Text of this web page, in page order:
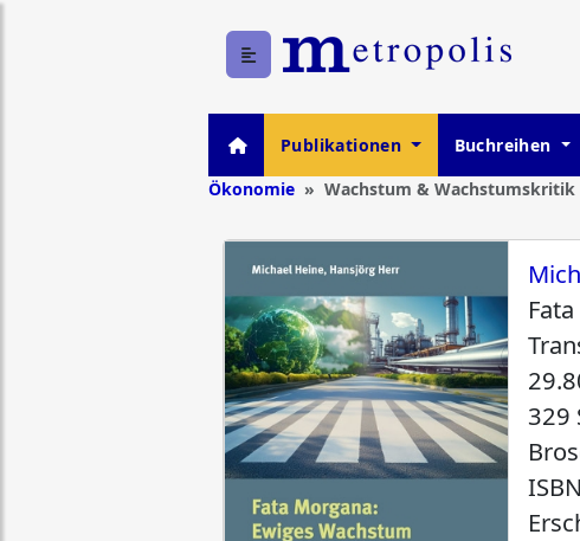
Publikationen Buchreihen
Ökonomie
Wachstum & Wachstumskritik
329
ISBN